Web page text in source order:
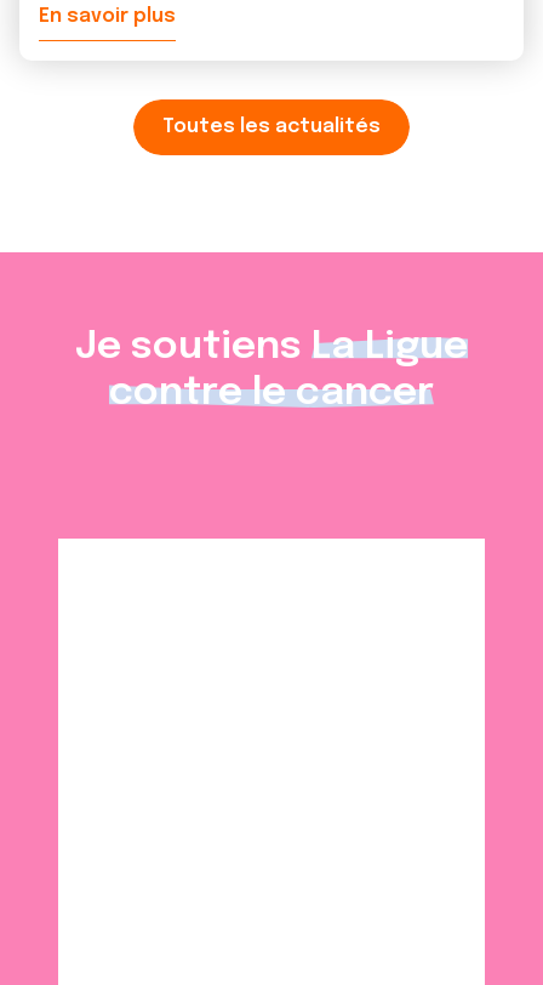
En savoir plus
Toutes les actualités
Je soutiens La Ligue
contre le cancer